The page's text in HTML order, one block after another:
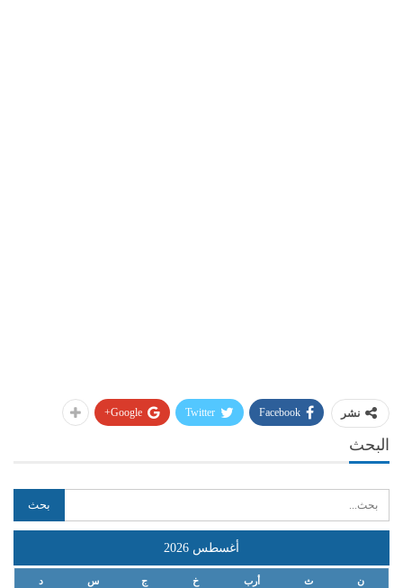
نشر Facebook
Twitter
Google+
البحث
أغسطس 2026
ن ث أرب خ ج س د